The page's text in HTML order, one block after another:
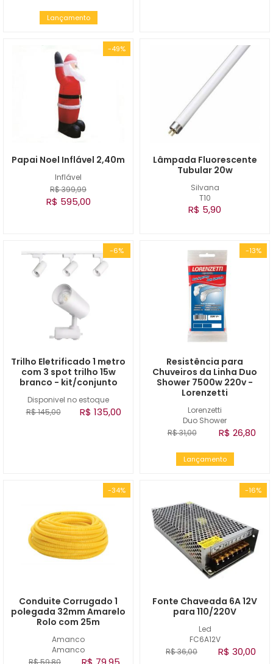
Lançamento
-49%
Inflável
Papai Noel Inflável 2,40m
R$ 399,99
R$ 595,00
Silvana
T10
Lâmpada Fluorescente
Tubular 20w
R$ 5,90
-6%
Disponivel no estoque
Trilho Eletrificado 1 metro
com 3 spot trilho 15w
branco - kit/conjunto
R$ 145,00 R$ 135,00
-13%
Lorenzetti
Duo Shower
Resistência para
Chuveiros da Linha Duo
Shower 7500w 220v -
Lorenzetti
R$ 31,00 R$ 26,80
Lançamento
-34%
Amanco
Amanco
Conduite Corrugado 1
polegada 32mm Amarelo
Rolo com 25m
R$ 59,80
-16%
Led
FC6A12V
Fonte Chaveada 6A 12V
para 110/220V
R$ 36,00 R$ 30,00